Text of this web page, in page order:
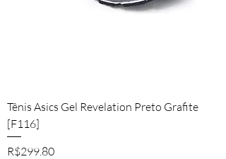
Tênis Asics Gel Revelation Preto Grafite
[F116]
Price
R$299.80